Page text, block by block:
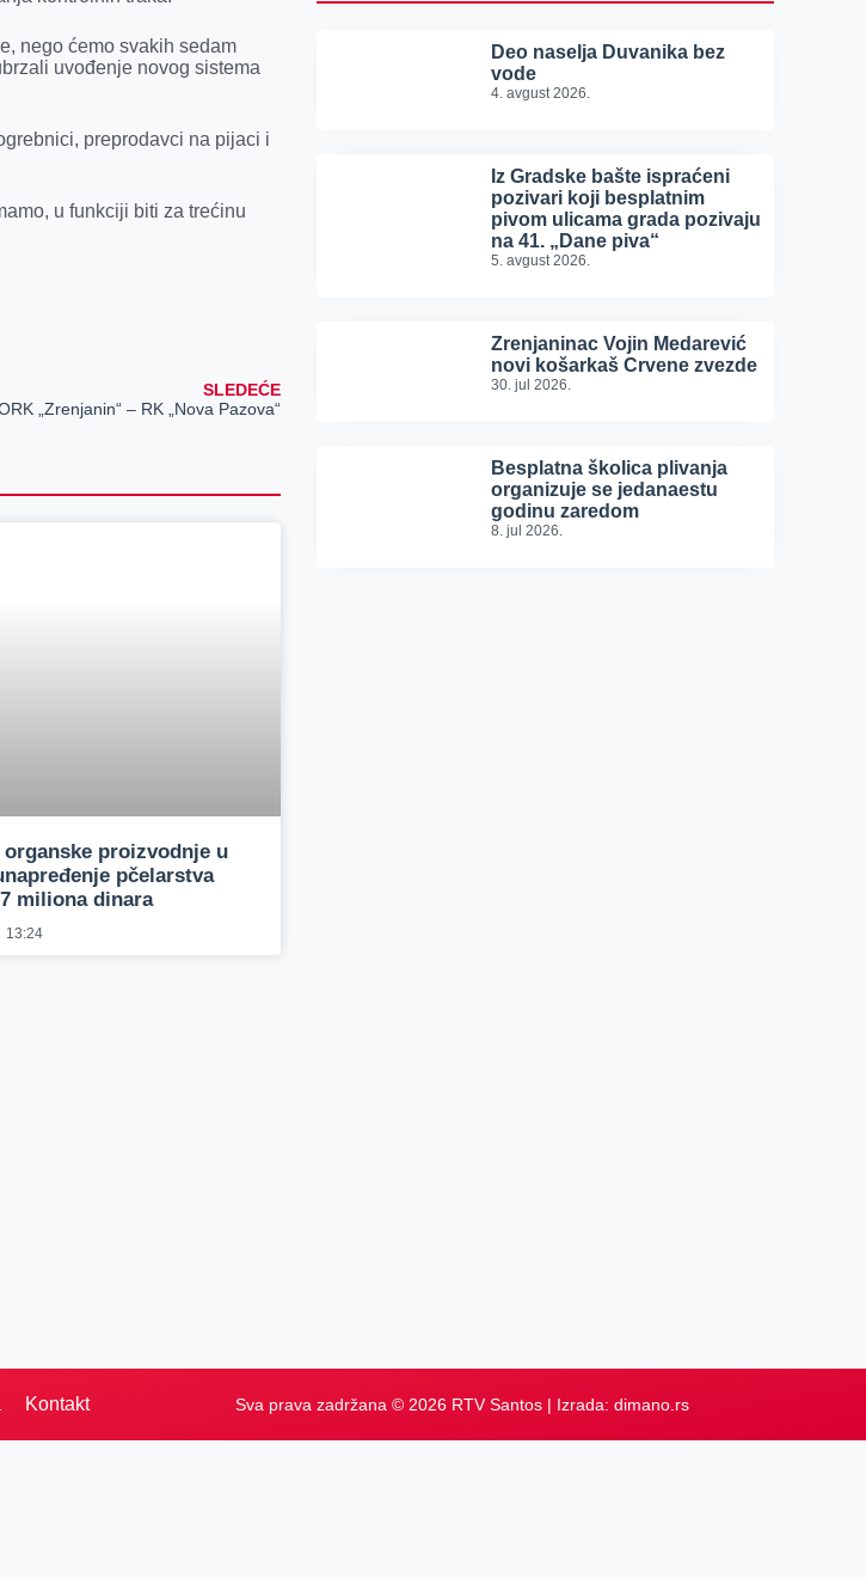
nego ćemo svakih sedam
uvođenje novog sistema
preprodavci na pijaci i
u funkciji biti za trećinu
SLEDEĆE
„Zrenjanin“ – RK „Nova Pazova“
organske proizvodnje u
pčelarstva
miliona dinara
13:24
Deo naselja Duvanika bez
vode
4. avgust 2026.
Iz Gradske bašte ispraćeni
pozivari koji besplatnim
pivom ulicama grada pozivaju
na 41. „Dane piva“
5. avgust 2026.
Zrenjaninac Vojin Medarević
novi košarkaš Crvene zvezde
30. jul 2026.
Besplatna školica plivanja
organizuje se jedanaestu
godinu zaredom
8. jul 2026.
Kontakt Sva prava zadržana © 2026 RTV Santos | Izrada: dimano.rs